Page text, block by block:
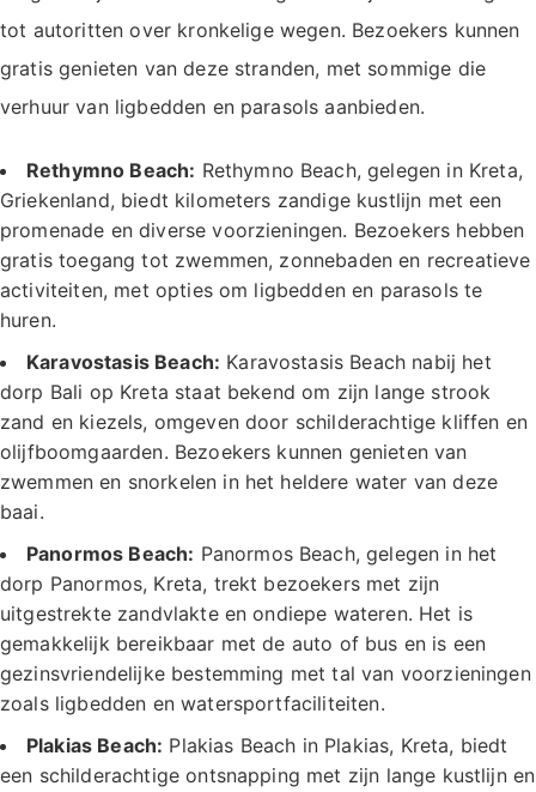
tot autoritten over kronkelige wegen. Bezoekers kunnen
gratis genieten van deze stranden, met sommige die
verhuur van ligbedden en parasols aanbieden.
Rethymno Beach: Rethymno Beach, gelegen in Kreta,
Griekenland, biedt kilometers zandige kustlijn met een
promenade en diverse voorzieningen. Bezoekers hebben
gratis toegang tot zwemmen, zonnebaden en recreatieve
activiteiten, met opties om ligbedden en parasols te
huren.
Karavostasis Beach: Karavostasis Beach nabij het
dorp Bali op Kreta staat bekend om zijn lange strook
zand en kiezels, omgeven door schilderachtige kliffen en
olijfboomgaarden. Bezoekers kunnen genieten van
zwemmen en snorkelen in het heldere water van deze
baai.
Panormos Beach: Panormos Beach, gelegen in het
dorp Panormos, Kreta, trekt bezoekers met zijn
uitgestrekte zandvlakte en ondiepe wateren. Het is
gemakkelijk bereikbaar met de auto of bus en is een
gezinsvriendelijke bestemming met tal van voorzieningen
zoals ligbedden en watersportfaciliteiten.
Plakias Beach: Plakias Beach in Plakias, Kreta, biedt
een schilderachtige ontsnapping met zijn lange kustlijn en